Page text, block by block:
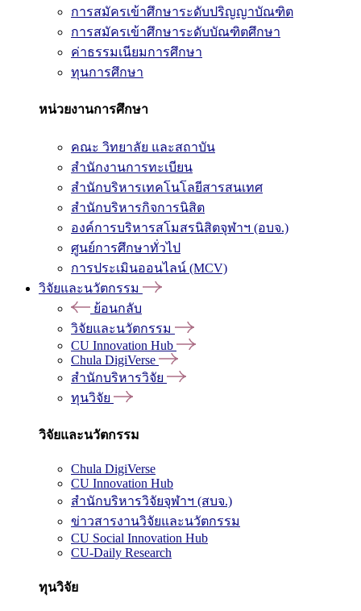
การสมัครเข้าศึกษาระดับปริญญาบัณฑิต
การสมัครเข้าศึกษาระดับบัณฑิตศึกษา
ค่าธรรมเนียมการศึกษา
ทุนการศึกษา
หน่วยงานการศึกษา
คณะ วิทยาลัย และสถาบัน
สำนักงานการทะเบียน
สำนักบริหารเทคโนโลยีสารสนเทศ
สำนักบริหารกิจการนิสิต
องค์การบริหารสโมสรนิสิตจุฬาฯ (อบจ.)
ศูนย์การศึกษาทั่วไป
การประเมินออนไลน์ (MCV)
วิจัยและนวัตกรรม
ย้อนกลับ
วิจัยและนวัตกรรม
CU Innovation Hub
Chula DigiVerse
สำนักบริหารวิจัย
ทุนวิจัย
วิจัยและนวัตกรรม
Chula DigiVerse
CU Innovation Hub
สำนักบริหารวิจัยจุฬาฯ (สบจ.)
ข่าวสารงานวิจัยและนวัตกรรม
CU Social Innovation Hub
CU-Daily Research
ทุนวิจัย